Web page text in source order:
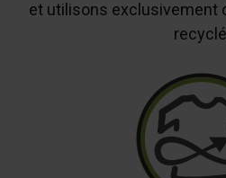
et utilisons exclusivement